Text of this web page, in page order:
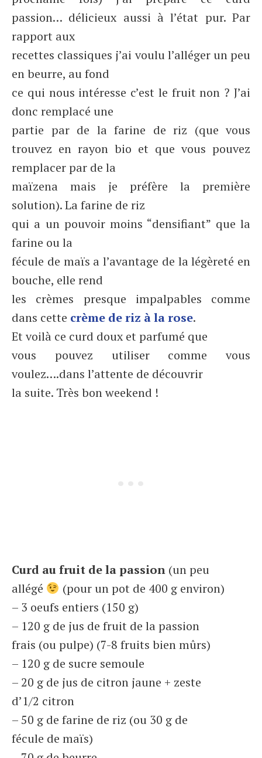
passion… délicieux aussi à l’état pur. Par
rapport aux
recettes classiques j’ai voulu l’alléger un peu
en beurre, au fond
ce qui nous intéresse c’est le fruit non ? J’ai
donc remplacé une
partie par de la farine de riz (que vous
trouvez en rayon bio et que vous pouvez
remplacer par de la
maïzena mais je préfère la première
solution). La farine de riz
qui a un pouvoir moins “densifiant” que la
farine ou la
fécule de maïs a l’avantage de la légèreté en
bouche, elle rend
les crèmes presque impalpables comme
dans cette crème de riz à la rose.
Et voilà ce curd doux et parfumé que
vous pouvez utiliser comme vous
voulez….dans l’attente de découvrir
la suite. Très bon weekend !
Curd au fruit de la passion (un peu
allégé
(pour un pot de 400 g environ)
– 3 oeufs entiers (150 g)
– 120 g de jus de fruit de la passion
frais (ou pulpe) (7-8 fruits bien mûrs)
– 120 g de sucre semoule
– 20 g de jus de citron jaune + zeste
d’1/2 citron
– 50 g de farine de riz (ou 30 g de
fécule de maïs)